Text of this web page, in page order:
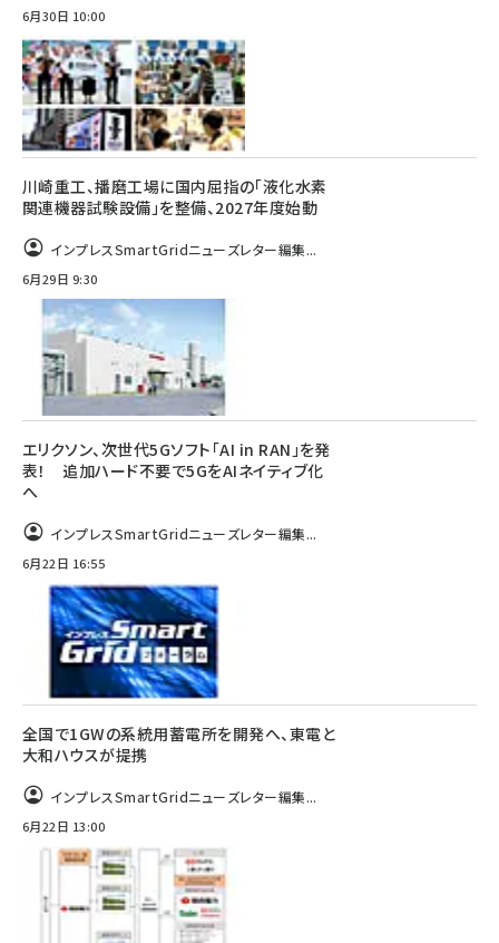
6月30日 10:00
川崎重工、播磨工場に国内屈指の「液化水素
関連機器試験設備」を整備、2027年度始動
インプレスSmartGridニューズレター編集...
6月29日 9:30
エリクソン、次世代5Gソフト「AI in RAN」を発
表！ 追加ハード不要で5GをAIネイティブ化
へ
インプレスSmartGridニューズレター編集...
6月22日 16:55
全国で1GWの系統用蓄電所を開発へ、東電と
大和ハウスが提携
インプレスSmartGridニューズレター編集...
6月22日 13:00